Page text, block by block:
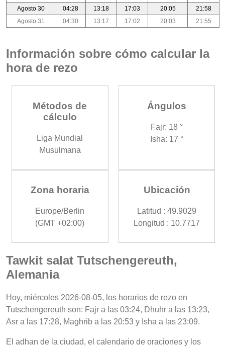
Agosto 30
04:28 13:18 17:03 20:05
21:58
Agosto 31
04:30 13:17 17:02 20:03 21:55
Información sobre cómo calcular la
hora de rezo
Métodos de
cálculo
Liga Mundial
Musulmana
Ángulos
Fajr: 18 °
Isha: 17 °
Zona horaria
Europe/Berlin
(GMT +02:00)
Ubicación
Latitud : 49.9029
Longitud : 10.7717
Tawkit salat Tutschengereuth,
Alemania
Hoy, miércoles 2026-08-05, los horarios de rezo en
Tutschengereuth son: Fajr a las 03:24, Dhuhr a las 13:23,
Asr a las 17:28, Maghrib a las 20:53 y Isha a las 23:09.
El adhan de la ciudad, el calendario de oraciones y los